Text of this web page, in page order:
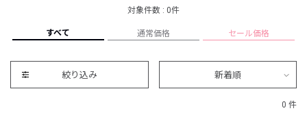
対象件数 : 0件
すべて 通常価格 セール価格
絞り込み 新着順
0 件